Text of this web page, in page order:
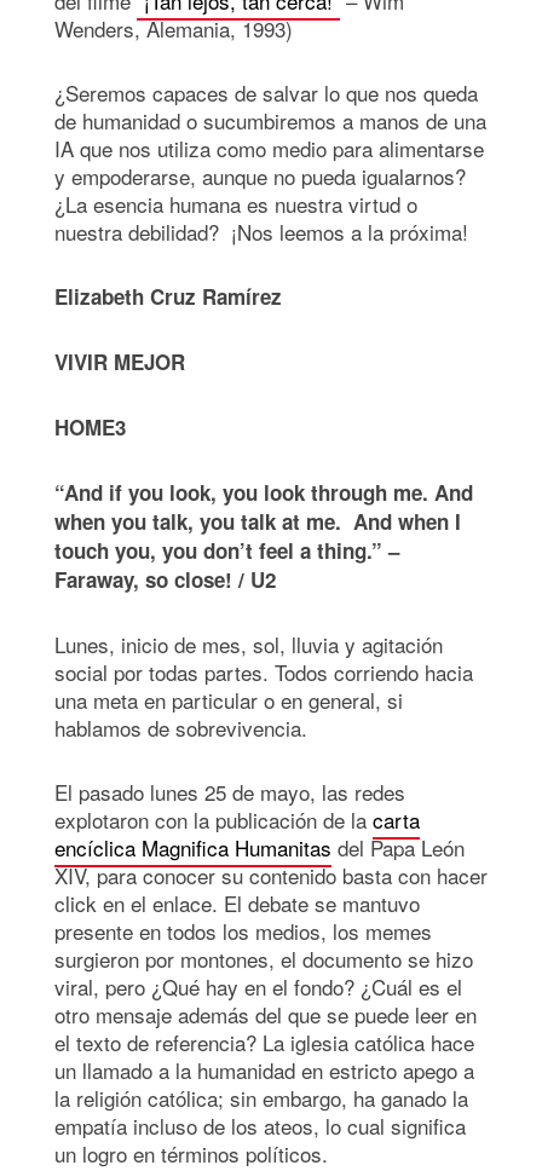
Wenders, Alemania, 1993)
¿Seremos capaces de salvar lo que nos queda
de humanidad o sucumbiremos a manos de una
IA que nos utiliza como medio para alimentarse
y empoderarse, aunque no pueda igualarnos?
¿La esencia humana es nuestra virtud o
nuestra debilidad? ¡Nos leemos a la próxima!
Elizabeth Cruz Ramírez
VIVIR MEJOR
HOME3
“And if you look, you look through me. And
when you talk, you talk at me. And when I
touch you, you don’t feel a thing.” –
Faraway, so close! / U2
Lunes, inicio de mes, sol, lluvia y agitación
social por todas partes. Todos corriendo hacia
una meta en particular o en general, si
hablamos de sobrevivencia.
El pasado lunes 25 de mayo, las redes
explotaron con la publicación de la carta
encíclica Magnifica Humanitas del Papa León
XIV, para conocer su contenido basta con hacer
click en el enlace. El debate se mantuvo
presente en todos los medios, los memes
surgieron por montones, el documento se hizo
viral, pero ¿Qué hay en el fondo? ¿Cuál es el
otro mensaje además del que se puede leer en
el texto de referencia? La iglesia católica hace
un llamado a la humanidad en estricto apego a
la religión católica; sin embargo, ha ganado la
empatía incluso de los ateos, lo cual significa
un logro en términos políticos.